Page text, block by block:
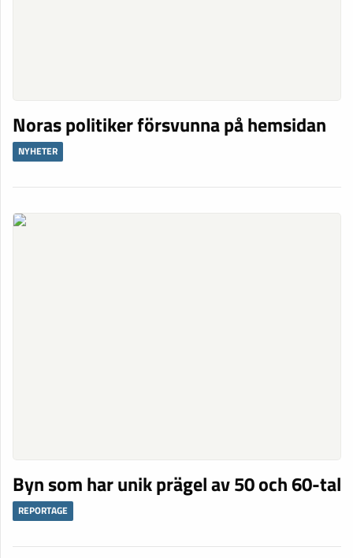
Noras politiker försvunna på hemsidan
NYHETER
Byn som har unik prägel av 50 och 60-tal
REPORTAGE